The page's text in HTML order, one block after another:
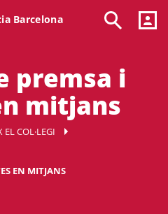
Barcelona
premsa i
mitjans
EL COL·LEGI
EN MITJANS